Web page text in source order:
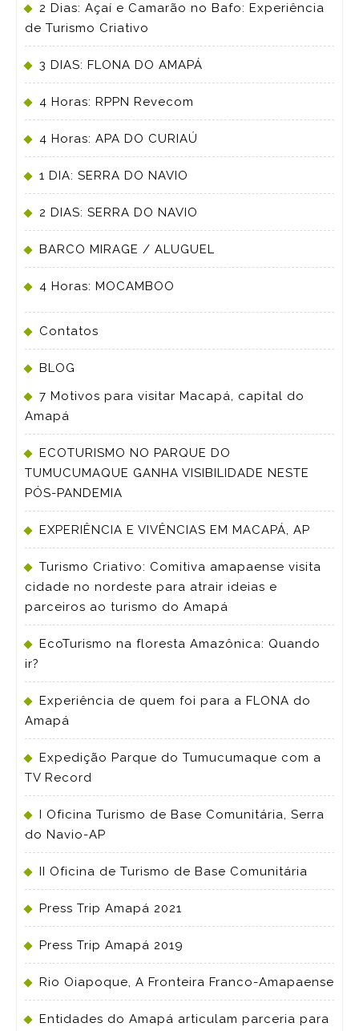
2 Dias: Açaí e Camarão no Bafo: Experiência
de Turismo Criativo
3 DIAS: FLONA DO AMAPÁ
4 Horas: RPPN Revecom
4 Horas: APA DO CURIAÚ
1 DIA: SERRA DO NAVIO
2 DIAS: SERRA DO NAVIO
BARCO MIRAGE / ALUGUEL
4 Horas: MOCAMBOO
Contatos
BLOG
7 Motivos para visitar Macapá, capital do
Amapá
ECOTURISMO NO PARQUE DO
TUMUCUMAQUE GANHA VISIBILIDADE NESTE
PÓS-PANDEMIA
EXPERIÊNCIA E VIVÊNCIAS EM MACAPÁ, AP
Turismo Criativo: Comitiva amapaense visita
cidade no nordeste para atrair ideias e
parceiros ao turismo do Amapá
EcoTurismo na floresta Amazônica: Quando
ir?
Experiência de quem foi para a FLONA do
Amapá
Expedição Parque do Tumucumaque com a
TV Record
I Oficina Turismo de Base Comunitária, Serra
do Navio-AP
II Oficina de Turismo de Base Comunitária
Press Trip Amapá 2021
Press Trip Amapá 2019
Rio Oiapoque, A Fronteira Franco-Amapaense
Entidades do Amapá articulam parceria para